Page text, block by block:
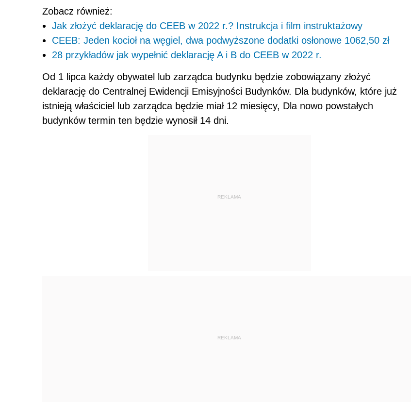
Zobacz również:
Jak złożyć deklarację do CEEB w 2022 r.? Instrukcja i film instruktażowy
CEEB: Jeden kocioł na węgiel, dwa podwyższone dodatki osłonowe 1062,50 zł
28 przykładów jak wypełnić deklarację A i B do CEEB w 2022 r.
Od 1 lipca każdy obywatel lub zarządca budynku będzie zobowiązany złożyć
deklarację do Centralnej Ewidencji Emisyjności Budynków. Dla budynków, które już
istnieją właściciel lub zarządca będzie miał 12 miesięcy, Dla nowo powstałych
budynków termin ten będzie wynosił 14 dni.
REKLAMA
REKLAMA